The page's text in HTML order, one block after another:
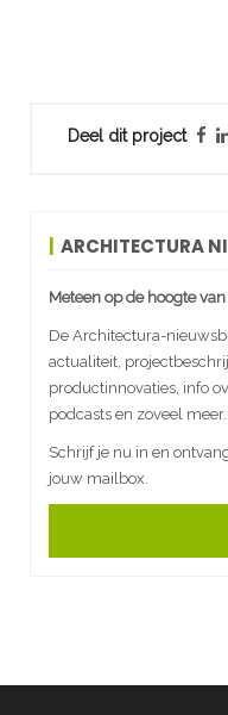
Deel dit project
ARCHITECTURA
Meteen op de hoogte
De Architectura-
actualiteit,
productinnovaties, info
podcasts en zoveel meer.
Schrijf je nu in en
jouw mailbox.